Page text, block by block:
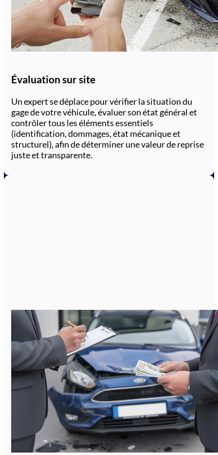
Évaluation sur site
Un expert se déplace pour vérifier la situation du
gage de votre véhicule, évaluer son état général et
contrôler tous les éléments essentiels
(identification, dommages, état mécanique et
structurel), afin de déterminer une valeur de reprise
juste et transparente.